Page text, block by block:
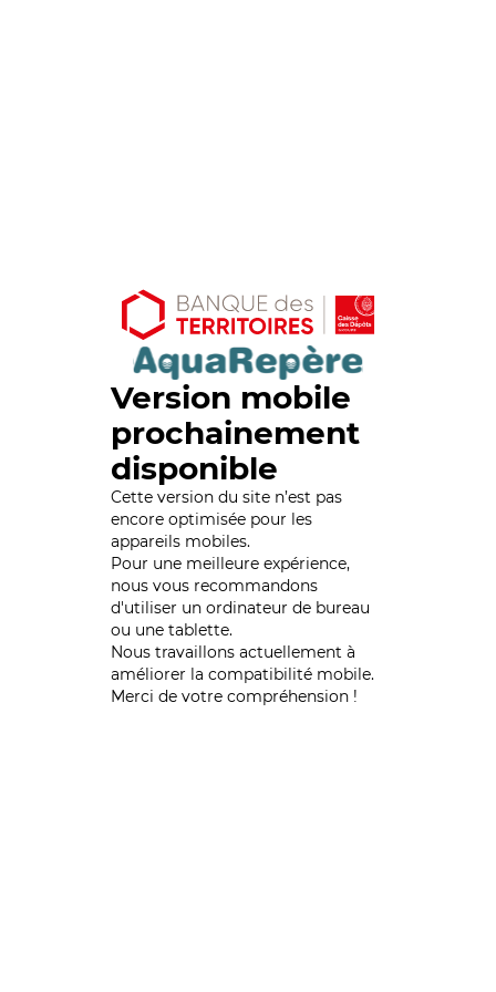
Version mobile
prochainement
disponible
Cette version du site n’est pas
encore optimisée pour les
appareils mobiles.
Pour une meilleure expérience,
nous vous recommandons
d'utiliser un ordinateur de bureau
ou une tablette.
Nous travaillons actuellement à
améliorer la compatibilité mobile.
Merci de votre compréhension !